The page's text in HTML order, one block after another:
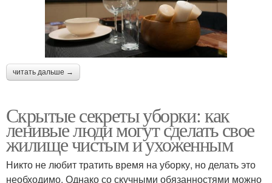
читать дальше →
Скрытые секреты уборки: как
ленивые люди могут сделать свое
жилище чистым и ухоженным
Никто не любит тратить время на уборку, но делать это
необходимо. Однако со скучными обязанностями можно